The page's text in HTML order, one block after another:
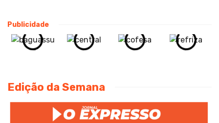
Publicidade
Edição da Semana